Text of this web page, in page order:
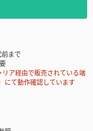
まで
ア経由で販売されている端
にて動作確認しています